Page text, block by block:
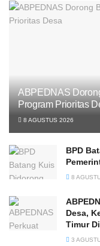
ABPEDNAS
Program Prioritas
8 AGUSTUS 2026
BPD
8
Desa,
Timur
3